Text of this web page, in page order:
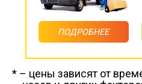
ПОДРОБНЕЕ
* – цены зависят от